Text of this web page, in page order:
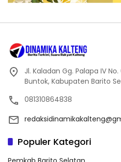
Jl. Kaladan Gg. Palapa IV No.
Buntok, Kabupaten Barito
081310864838
Populer Kategori